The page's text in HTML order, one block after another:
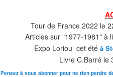
Tour de France 2022 le
Articles sur "1977-1981" à
Expo Loriou cet été à
Livre C.Barré le
Pensez à vous abonner pour ne rien perdre